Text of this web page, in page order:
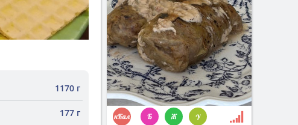
1170 г
177 г